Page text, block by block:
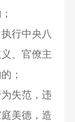
行中央八
、官僚主
；
失范，违
美德，造